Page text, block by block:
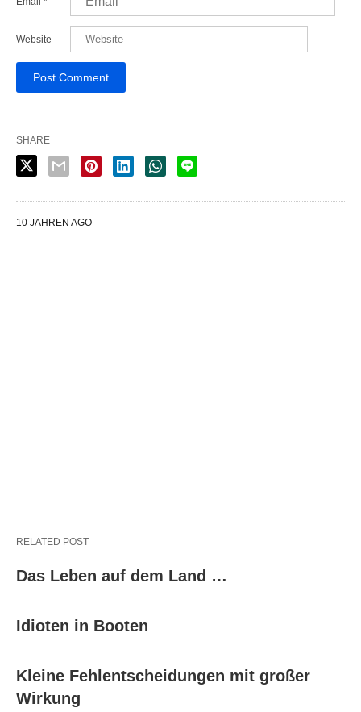
Website
SHARE
10 JAHREN AGO
RELATED POST
Das Leben auf dem Land …
Idioten in Booten
Kleine Fehlentscheidungen mit großer
Wirkung